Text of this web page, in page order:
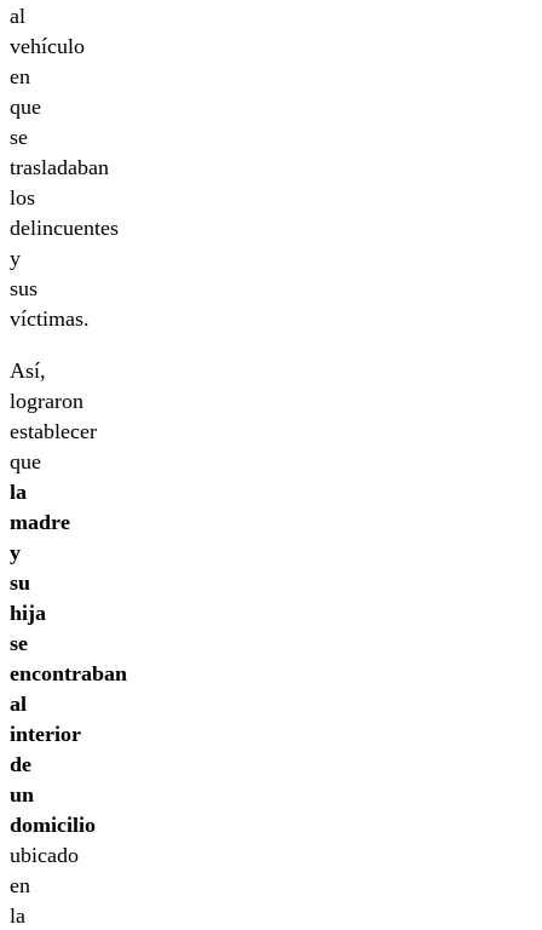
al
vehículo
en
que
se
trasladaban
los
delincuentes
y
sus
víctimas.
Así,
lograron
establecer
que
la
madre
y
su
hija
se
encontraban
al
interior
de
un
domicilio
ubicado
en
la